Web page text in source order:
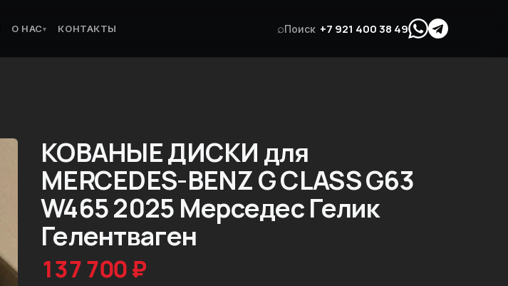
О НАС▾ КОНТАКТЫ ⌕Поиск +7 921 400 38 49
КОВАНЫЕ ДИСКИ для
MERCEDES-BENZ G CLASS G63
W465 2025 Мерседес Гелик
Гелентваген
137 700 ₽